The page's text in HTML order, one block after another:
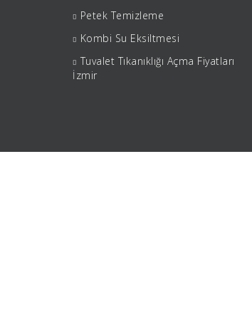
Petek Temizleme
Kombi Su Eksiltmesi
Tuvalet Tıkanıklığı Açma Fiyatları
İzmir